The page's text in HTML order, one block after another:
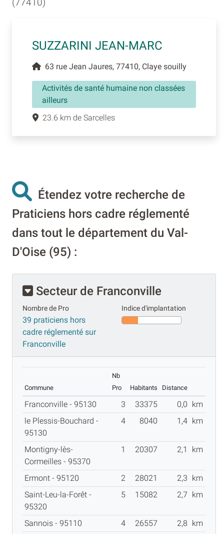
(77410)
SUZZARINI JEAN-MARC
63 rue Jean Jaures, 77410, Claye souilly
Activités de santé humaine non classées
ailleurs
23.6 km de Sarcelles
Étendez votre recherche de
Praticiens hors cadre réglementé
dans tout le département du Val-
D'Oise (95) :
Secteur de Franconville
Nombre de Pro
39 praticiens hors
cadre réglementé sur
Franconville
Indice d'implantation
Commune
Nb
Pro
Habitants Distance
Franconville - 95130 3 33375 0,0 km
le Plessis-Bouchard -
95130
4 8040 1,4 km
Montigny-lès-
Cormeilles - 95370
1 20307 2,1 km
Ermont - 95120 2 28021 2,3 km
Saint-Leu-la-Forêt -
95320
5 15082 2,7 km
Sannois - 95110 4 26557 2,8 km